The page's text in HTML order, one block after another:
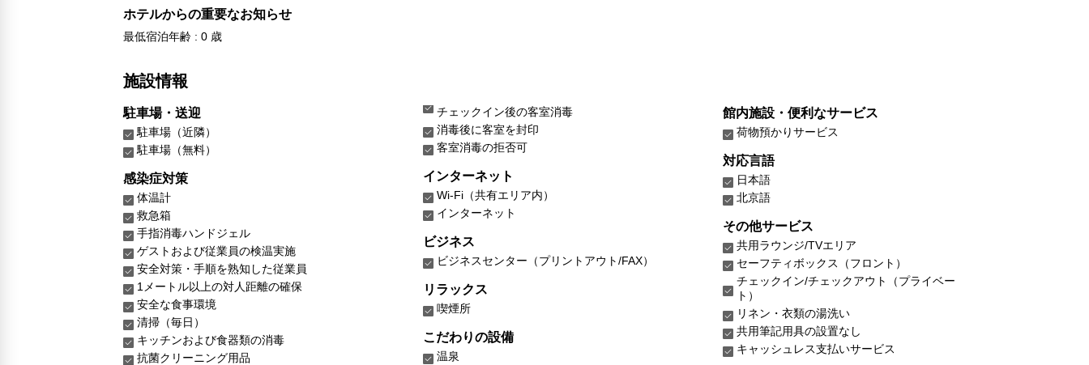
ホテルからの重要なお知らせ
最低宿泊年齢 : 0 歳
施設情報
駐車場・送迎
駐車場（近隣）
駐車場（無料）
感染症対策
体温計
救急箱
手指消毒ハンドジェル
ゲストおよび従業員の検温実施
安全対策・手順を熟知した従業員
1メートル以上の対人距離の確保
安全な食事環境
清掃（毎日）
キッチンおよび食器類の消毒
抗菌クリーニング用品
チェックイン後の客室消毒
消毒後に客室を封印
客室消毒の拒否可
インターネット
Wi-Fi（共有エリア内）
インターネット
ビジネス
ビジネスセンター（プリントアウト/FAX）
リラックス
喫煙所
こだわりの設備
温泉
館内施設・便利なサービス
荷物預かりサービス
対応言語
日本語
北京語
その他サービス
共用ラウンジ/TVエリア
セーフティボックス（フロント）
チェックイン/チェックアウト（プライベー
ト）
リネン・衣類の湯洗い
共用筆記用具の設置なし
キャッシュレス支払いサービス